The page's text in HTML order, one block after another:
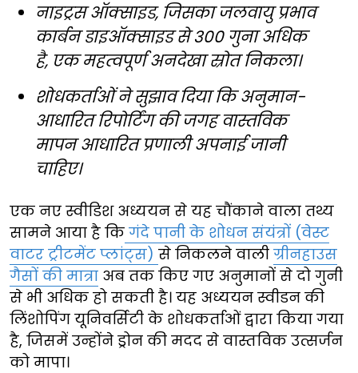
नाइट्रस ऑक्साइड, जिसका जलवायु प्रभाव
कार्बन डाइऑक्साइड से 300 गुना अधिक
है, एक महत्वपूर्ण अनदेखा स्रोत निकला।
शोधकर्ताओं ने सुझाव दिया कि अनुमान-
आधारित रिपोर्टिंग की जगह वास्तविक
मापन आधारित प्रणाली अपनाई जानी
चाहिए।
एक नए स्वीडिश अध्ययन से यह चौंकाने वाला तथ्य
सामने आया है कि गंदे पानी के शोधन संयंत्रों (वेस्ट
वाटर ट्रीटमेंट प्लांट्स) से निकलने वाली ग्रीनहाउस
गैसों की मात्रा अब तक किए गए अनुमानों से दो गुनी
से भी अधिक हो सकती है। यह अध्ययन स्वीडन की
लिंशोपिंग यूनिवर्सिटी के शोधकर्ताओं द्वारा किया गया
है, जिसमें उन्होंने ड्रोन की मदद से वास्तविक उत्सर्जन
को मापा।